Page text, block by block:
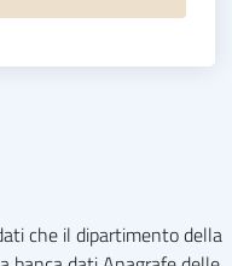
che il dipartimento della